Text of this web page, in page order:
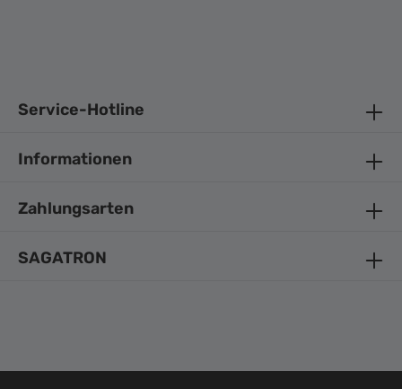
SAGATRON
Service-Hotline
Informationen
Zahlungsarten